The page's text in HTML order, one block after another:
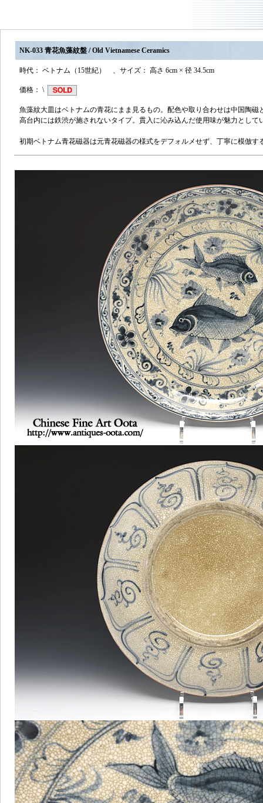
NK-033 青花魚藻紋盤 / Old Vietnamese Ceramics
時代： ベトナム（15世紀） 、サイズ： 高さ 6cm × 径 34.5cm
価格： \
魚藻紋大皿はベトナムの青花にまま見るもの。配色や取り合わせは中国陶磁
高台内には鉄渋が施されないタイプ。貫入に沁み込んだ使用味が魅力として
初期ベトナム青花磁器は元青花磁器の様式をデフォルメせず、丁寧に模倣